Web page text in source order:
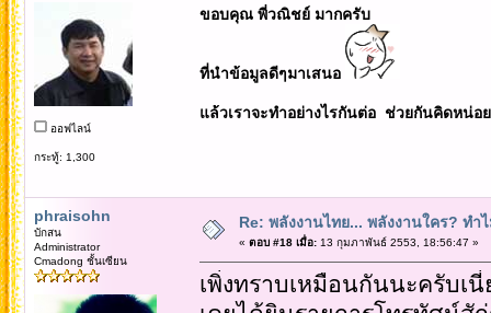
ออฟไลน์
กระทู้: 1,300
ขอบคุณ พี่วณิชย์ มากครับ
ที่นำข้อมูลดีๆมาเสนอ
แล้วเราจะทำอย่างไรกันต่อ ช่วยกันคิดหน่อ
phraisohn
บักสน
Administrator
Cmadong ชั้นเซียน
Re: พลังงานไทย... พลังงานใคร? ทำ
« ตอบ #18 เมื่อ:13 กุมภาพันธ์ 2553, 18:56:47 »
เพิ่งทราบเหมือนกันนะครับเ